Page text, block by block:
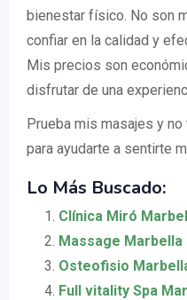
bienestar físico. No son
confiar en la calidad y
Mis precios son
disfrutar de una
Prueba mis masajes y no
para ayudarte a sentirte
Lo Más Buscado:
Clínica Miró
Massage
Osteofisio
Full vitality Spa